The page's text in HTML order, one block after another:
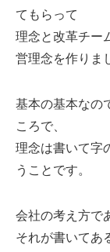
てもらって
理念と改革チー
営理念を作りま
基本の基本なの
ころで、
理念は書いて字
うことです。
会社の考え方で
それが書いてあ